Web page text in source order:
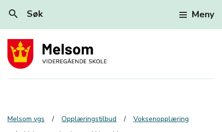
search Søk Meny
Melsom vgs Opplæringstilbud
Voksenopplæring